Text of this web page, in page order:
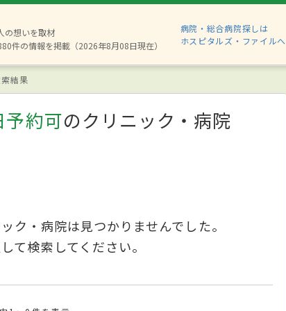
の想いを取材
件の情報を掲載（2026年8月08日現在）
病院・総合病院探しは
ホスピタルズ・ファイルへ
結果
約可のクリニック・病院
ク・病院は見つかりませんでした。
て検索してください。